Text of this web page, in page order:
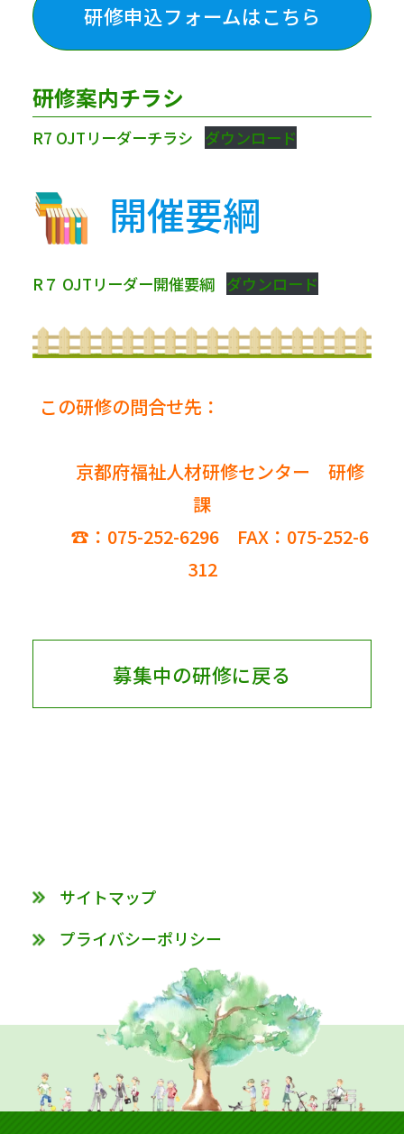
研修申込フォームはこちら
研修案内チラシ
R7 OJTリーダーチラシ ダウンロード
開催要綱
R７ OJTリーダー開催要綱 ダウンロード
この研修の問合せ先：
京都府福祉人材研修センター 研修
課
☎：075-252-6296 FAX：075-252-6
312
募集中の研修に戻る
サイトマップ
プライバシーポリシー